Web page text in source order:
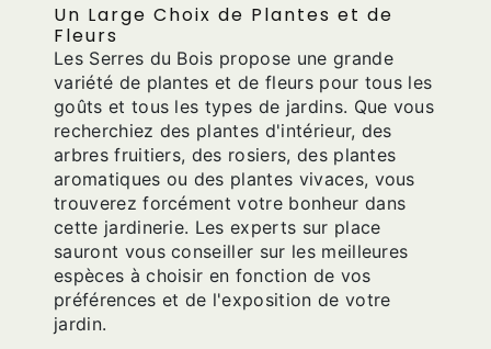
Un Large Choix de Plantes et de
Fleurs
Les Serres du Bois propose une grande
variété de plantes et de fleurs pour tous les
goûts et tous les types de jardins. Que vous
recherchiez des plantes d'intérieur, des
arbres fruitiers, des rosiers, des plantes
aromatiques ou des plantes vivaces, vous
trouverez forcément votre bonheur dans
cette jardinerie. Les experts sur place
sauront vous conseiller sur les meilleures
espèces à choisir en fonction de vos
préférences et de l'exposition de votre
jardin.